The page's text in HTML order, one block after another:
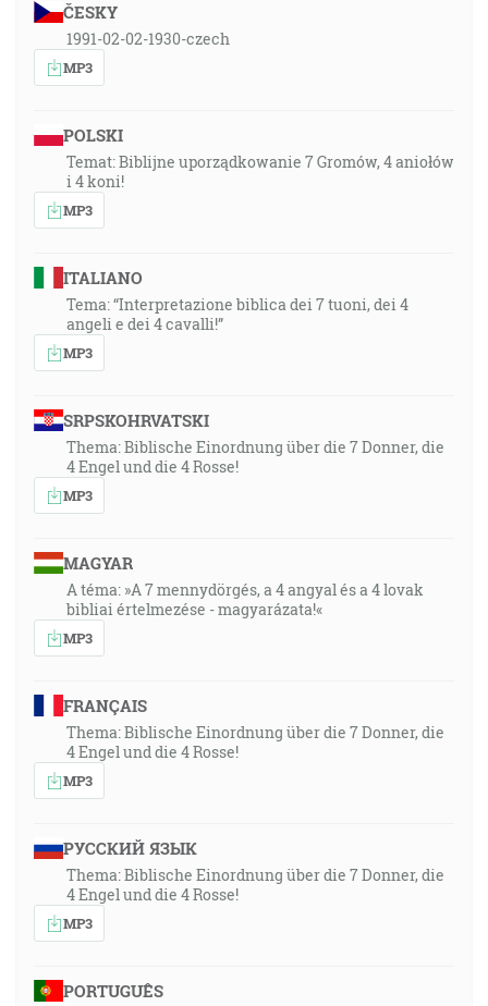
ČESKY
1991-02-02-1930-czech
MP3
POLSKI
Temat: Biblijne uporządkowanie 7 Gromów, 4 aniołów
i 4 koni!
MP3
ITALIANO
Tema: “Interpretazione biblica dei 7 tuoni, dei 4
angeli e dei 4 cavalli!”
MP3
SRPSKOHRVATSKI
Thema: Biblische Einordnung über die 7 Donner, die
4 Engel und die 4 Rosse!
MP3
MAGYAR
A téma: »A 7 mennydörgés, a 4 angyal és a 4 lovak
bibliai értelmezése - magyarázata!«
MP3
FRANÇAIS
Thema: Biblische Einordnung über die 7 Donner, die
4 Engel und die 4 Rosse!
MP3
РУССКИЙ ЯЗЫК
Thema: Biblische Einordnung über die 7 Donner, die
4 Engel und die 4 Rosse!
MP3
PORTUGUÊS